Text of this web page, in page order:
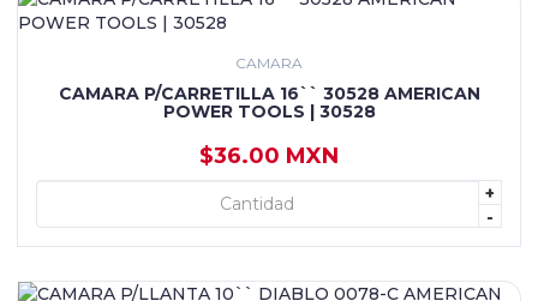
CAMARA
CAMARA P/CARRETILLA 16`` 30528 AMERICAN
POWER TOOLS | 30528
$36.00 MXN
+
-
+ AGREGAR